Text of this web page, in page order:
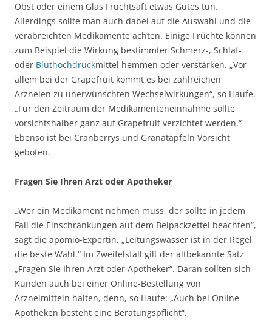
Obst oder einem Glas Fruchtsaft etwas Gutes tun.
Allerdings sollte man auch dabei auf die Auswahl und die
verabreichten Medikamente achten. Einige Früchte können
zum Beispiel die Wirkung bestimmter Schmerz-, Schlaf-
oder Bluthochdruckmittel hemmen oder verstärken. „Vor
allem bei der Grapefruit kommt es bei zahlreichen
Arzneien zu unerwünschten Wechselwirkungen“, so Haufe.
„Für den Zeitraum der Medikamenteneinnahme sollte
vorsichtshalber ganz auf Grapefruit verzichtet werden.“
Ebenso ist bei Cranberrys und Granatäpfeln Vorsicht
geboten.
Fragen Sie Ihren Arzt oder Apotheker
„Wer ein Medikament nehmen muss, der sollte in jedem
Fall die Einschränkungen auf dem Beipackzettel beachten“,
sagt die apomio-Expertin. „Leitungswasser ist in der Regel
die beste Wahl.“ Im Zweifelsfall gilt der altbekannte Satz
„Fragen Sie Ihren Arzt oder Apotheker“. Daran sollten sich
Kunden auch bei einer Online-Bestellung von
Arzneimitteln halten, denn, so Haufe: „Auch bei Online-
Apotheken besteht eine Beratungspflicht“.